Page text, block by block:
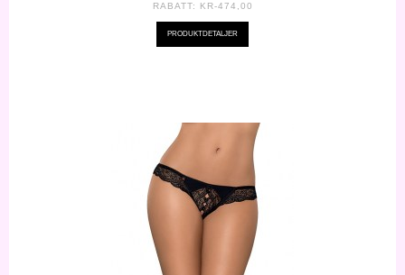
RABATT: KR-474,00
PRODUKTDETALJER